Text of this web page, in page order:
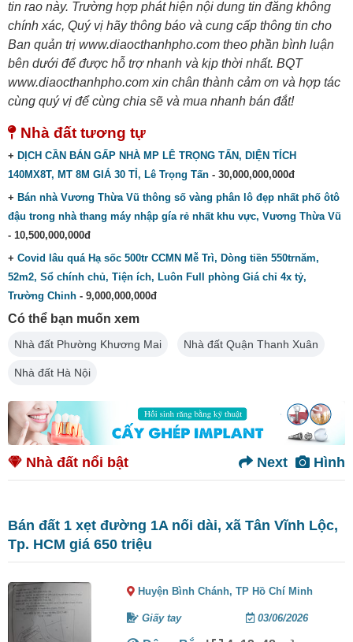
tin rao này. Trường hợp phát hiện nội dung tin đăng không
chính xác, Quý vị hãy thông báo và cung cấp thông tin cho
Ban quản trị www.diaocthanhpho.com theo phần bình luận
bên dưới để được hỗ trợ nhanh và kịp thời nhất. BQT
www.diaocthanhpho.com xin chân thành cảm ơn và hợp tác
cùng quý vị để cùng chia sẽ và mua nhanh bán đắt!
Nhà đất tương tự
+ DỊCH CẦN BÁN GẤP NHÀ MP LÊ TRỌNG TẤN, DIỆN TÍCH
140MX8T, MT 8M GIÁ 30 TỈ, Lê Trọng Tấn - 30,000,000,000đ
+ Bán nhà Vương Thừa Vũ thông số vàng phân lô đẹp nhất phố ôtô
đậu trong nhà thang máy nhập gía rẻ nhất khu vực, Vương Thừa Vũ
- 10,500,000,000đ
+ Covid lâu quá Hạ sốc 500tr CCMN Mễ Trì, Dòng tiền 550trnăm,
52m2, Sổ chính chủ, Tiện ích, Luôn Full phòng Giá chỉ 4x tỷ,
Trường Chinh - 9,000,000,000đ
Có thể bạn muốn xem
Nhà đất Phường Khương Mai Nhà đất Quận Thanh Xuân
Nhà đất Hà Nội
Nhà đất nổi bật Hình
Next
Bán đất 1 xẹt đường 1A nối dài, xã Tân Vĩnh Lộc,
Tp. HCM giá 650 triệu
Huyện Bình Chánh,TP Hồ Chí Minh
Giấy tay 03/06/2026